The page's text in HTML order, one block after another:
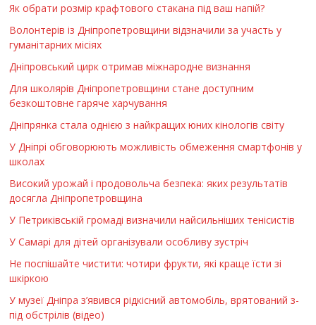
Як обрати розмір крафтового стакана під ваш напій?
Волонтерів із Дніпропетровщини відзначили за участь у
гуманітарних місіях
Дніпровський цирк отримав міжнародне визнання
Для школярів Дніпропетровщини стане доступним
безкоштовне гаряче харчування
Дніпрянка стала однією з найкращих юних кінологів світу
У Дніпрі обговорюють можливість обмеження смартфонів у
школах
Високий урожай і продовольча безпека: яких результатів
досягла Дніпропетровщина
У Петриківській громаді визначили найсильніших тенісистів
У Самарі для дітей організували особливу зустріч
Не поспішайте чистити: чотири фрукти, які краще їсти зі
шкіркою
У музеї Дніпра з’явився рідкісний автомобіль, врятований з-
під обстрілів (відео)